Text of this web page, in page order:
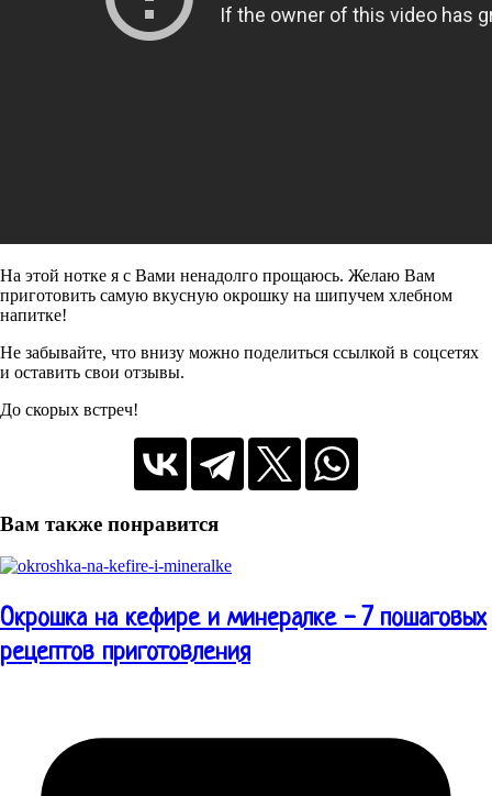
На этой нотке я с Вами ненадолго прощаюсь. Желаю Вам
приготовить самую вкусную окрошку на шипучем хлебном
напитке!
Не забывайте, что внизу можно поделиться ссылкой в соцсетях
и оставить свои отзывы.
До скорых встреч!
Вам также понравится
Окрошка на кефире и минералке - 7 пошаговых
рецептов приготовления